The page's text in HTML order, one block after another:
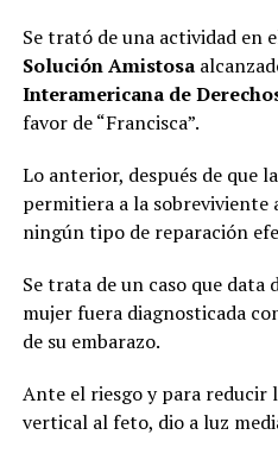
Se trató de una actividad en
Solución Amistosa
Interamericana de
favor de “Francisca”.
Lo anterior, después de que
permitiera a la sobreviviente
ningún tipo de reparación
Se trata de un caso que data
mujer fuera diagnosticada
de su embarazo.
Ante el riesgo y para reducir
vertical al feto, dio a luz